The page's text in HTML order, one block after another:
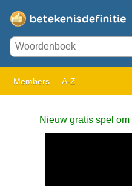
Members A-Z
Nieuw gratis spel